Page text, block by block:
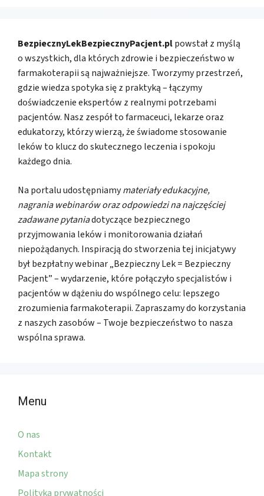
BezpiecznyLekBezpiecznyPacjent.plpowstał z myślą
o wszystkich, dla których zdrowie i bezpieczeństwo w
farmakoterapii są najważniejsze. Tworzymy przestrzeń,
gdzie wiedza spotyka się z praktyką – łączymy
doświadczenie ekspertów z realnymi potrzebami
pacjentów. Nasz zespół to farmaceuci, lekarze oraz
edukatorzy, którzy wierzą, że świadome stosowanie
leków to klucz do skutecznego leczenia i spokoju
każdego dnia.
Na portalu udostępniamymateriały edukacyjne,
nagrania webinarów oraz odpowiedzi na najczęściej
zadawane pytaniadotyczące bezpiecznego
przyjmowania leków i monitorowania działań
niepożądanych. Inspiracją do stworzenia tej inicjatywy
był bezpłatny webinar „Bezpieczny Lek = Bezpieczny
Pacjent” – wydarzenie, które połączyło specjalistów i
pacjentów w dążeniu do wspólnego celu: lepszego
zrozumienia farmakoterapii. Zapraszamy do korzystania
z naszych zasobów – Twoje bezpieczeństwo to nasza
wspólna sprawa.
Menu
O nas
Kontakt
Mapa strony
Polityka prywatności